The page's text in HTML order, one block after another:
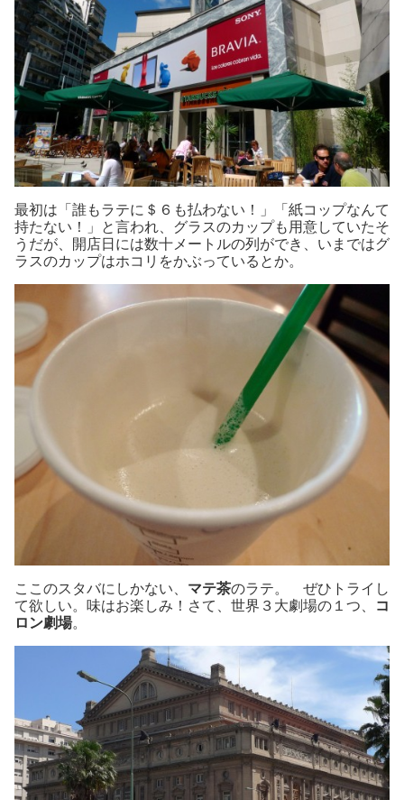
最初は「誰もラテに＄６も払わない！」「紙コップなんて
持たない！」と言われ、グラスのカップも用意していたそ
うだが、開店日には数十メートルの列ができ、いまではグ
ラスのカップはホコリをかぶっているとか。
ここのスタバにしかない、 マテ茶のラテ。 ぜひトライし
て欲しい。味はお楽しみ！さて、世界３大劇場の１つ、
コ
ロン劇場。